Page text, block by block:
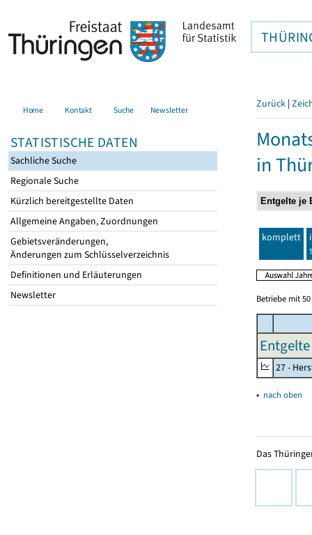
Home Kontakt Suche Newsletter
STATISTISCHE DATEN
Sachliche Suche
Regionale Suche
Kürzlich bereitgestellte Daten
Allgemeine Angaben, Zuordnungen
Gebietsveränderungen,
Änderungen zum Schlüsselverzeichnis
Definitionen und Erläuterungen
Newsletter
Zurück |
in
komplett
Betriebe mit
27 -
▴ nach oben
Das